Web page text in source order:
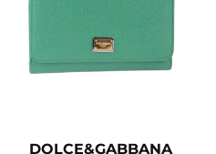
DOLCE&GABBANA